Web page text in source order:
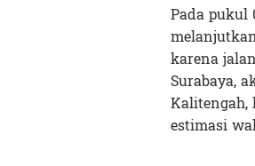
Pada pukul
karena
Surabaya,
estimasi